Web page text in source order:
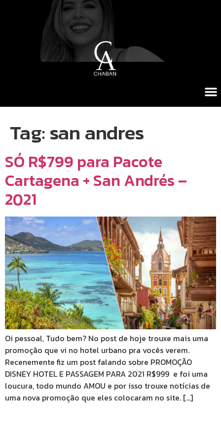
Tag: san andres
SÓ R$799 para Pacote
Cartagena + San Andrés –
2021
Oi pessoal, Tudo bem? No post de hoje trouxe mais uma
promoção que vi no hotel urbano pra vocês verem.
Recenemente fiz um post falando sobre PROMOÇÃO
DISNEY HOTEL E PASSAGEM PARA 2021 R$999 e foi uma
loucura, todo mundo AMOU e por isso trouxe notícias de
uma nova promoção que eles colocaram no site. […]